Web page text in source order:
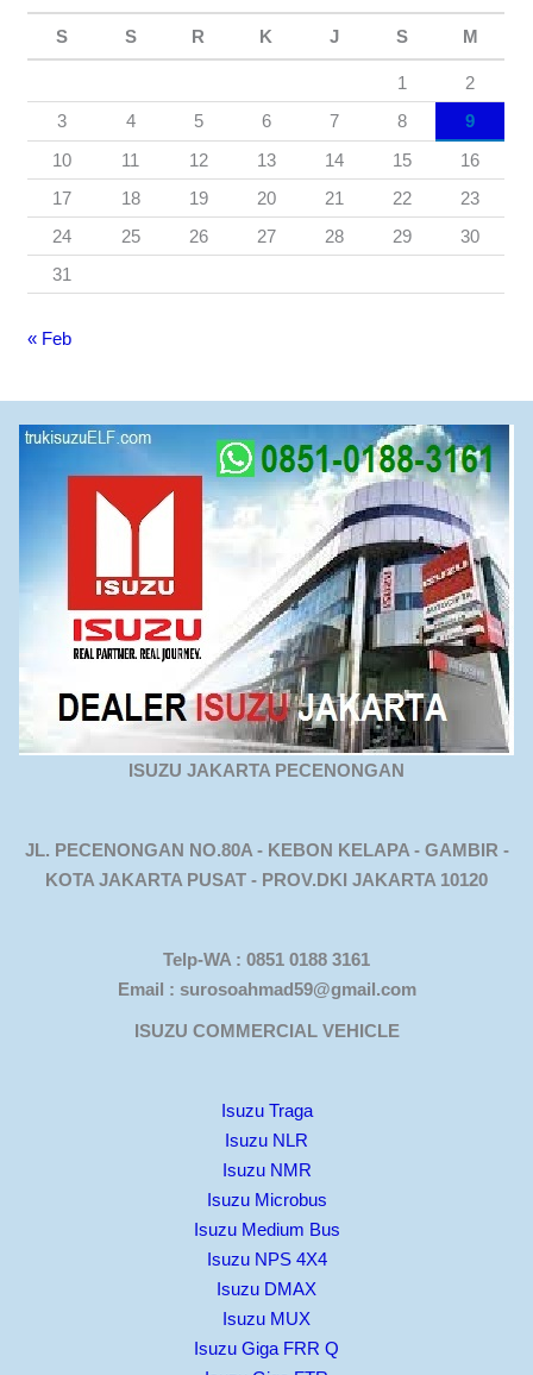
S S R K J S M
1
2
3
4 5 6 7 8
9
10
11 12 13 14 15
16
17
18 19 20 21 22
23
24
25 26 27 28 29
30
31
« Feb
ISUZU JAKARTA PECENONGAN
JL. PECENONGAN NO.80A - KEBON KELAPA - GAMBIR -
KOTA JAKARTA PUSAT - PROV.DKI JAKARTA 10120
Telp-WA : 0851 0188 3161
Email : surosoahmad59@gmail.com
ISUZU COMMERCIAL VEHICLE
Isuzu Traga
Isuzu NLR
Isuzu NMR
Isuzu Microbus
Isuzu Medium Bus
Isuzu NPS 4X4
Isuzu DMAX
Isuzu MUX
Isuzu Giga FRR Q